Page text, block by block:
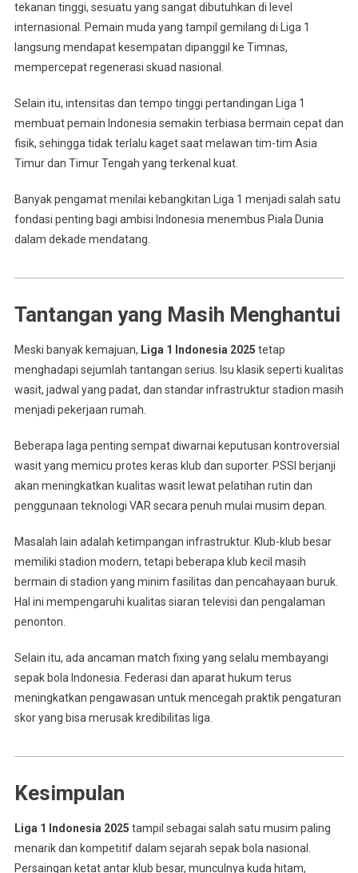
tekanan tinggi, sesuatu yang sangat dibutuhkan di level
internasional. Pemain muda yang tampil gemilang di Liga 1
langsung mendapat kesempatan dipanggil ke Timnas,
mempercepat regenerasi skuad nasional.
Selain itu, intensitas dan tempo tinggi pertandingan Liga 1
membuat pemain Indonesia semakin terbiasa bermain cepat dan
fisik, sehingga tidak terlalu kaget saat melawan tim-tim Asia
Timur dan Timur Tengah yang terkenal kuat.
Banyak pengamat menilai kebangkitan Liga 1 menjadi salah satu
fondasi penting bagi ambisi Indonesia menembus Piala Dunia
dalam dekade mendatang.
Tantangan yang Masih Menghantui
Meski banyak kemajuan, Liga 1 Indonesia 2025 tetap
menghadapi sejumlah tantangan serius. Isu klasik seperti kualitas
wasit, jadwal yang padat, dan standar infrastruktur stadion masih
menjadi pekerjaan rumah.
Beberapa laga penting sempat diwarnai keputusan kontroversial
wasit yang memicu protes keras klub dan suporter. PSSI berjanji
akan meningkatkan kualitas wasit lewat pelatihan rutin dan
penggunaan teknologi VAR secara penuh mulai musim depan.
Masalah lain adalah ketimpangan infrastruktur. Klub-klub besar
memiliki stadion modern, tetapi beberapa klub kecil masih
bermain di stadion yang minim fasilitas dan pencahayaan buruk.
Hal ini mempengaruhi kualitas siaran televisi dan pengalaman
penonton.
Selain itu, ada ancaman match fixing yang selalu membayangi
sepak bola Indonesia. Federasi dan aparat hukum terus
meningkatkan pengawasan untuk mencegah praktik pengaturan
skor yang bisa merusak kredibilitas liga.
Kesimpulan
Liga 1 Indonesia 2025 tampil sebagai salah satu musim paling
menarik dan kompetitif dalam sejarah sepak bola nasional.
Persaingan ketat antar klub besar, munculnya kuda hitam,